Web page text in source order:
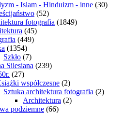
- Islam - Hinduizm - inne (30)
(52)
fotografia (1849)
(45)
(449)
(1354)
Szkło (7)
Silesiana (239)
(27)
współczesne (2)
Sztuka architektura fotografia (2)
Architektura (2)
podziemne (66)